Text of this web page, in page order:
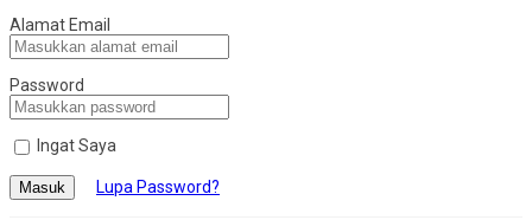
Alamat Email
Password
Ingat Saya
Masuk Lupa Password?